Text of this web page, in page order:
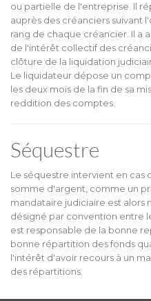
ou partielle de l'entreprise. Il
auprès des créanciers suivant
rang de chaque créancier. Il a
de l'intérêt collectif des
clôture de la liquidation
Le liquidateur dépose un
les deux mois de la fin de sa
reddition des comptes.
Séquestre
Le séquestre intervient en
somme d'argent, comme un
mandataire judiciaire est alors
désigné par convention entre
est responsable de la bonne
bonne répartition des fonds
l'intérêt d'avoir recours à un
des répartitions.